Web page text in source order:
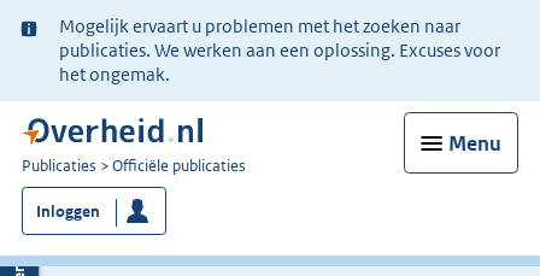
Ter
informatie:
Mogelijk ervaart u problemen met het zoeken naar
publicaties. We werken aan een oplossing. Excuses voor
het ongemak.
Menu
U
bent
nu
hier:
Publicaties Officiële publicaties
Inloggen